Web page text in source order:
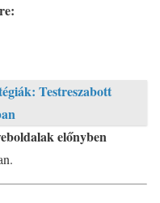
Testreszabott
előnyben